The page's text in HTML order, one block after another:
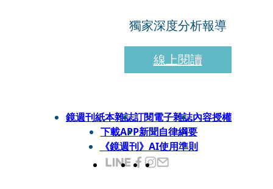
獨家深度分析報導
線上閱讀
鏡週刊紙本雜誌訂閱電子雜誌內容授權
下載APP新聞自律綱要
《鏡週刊》AI使用準則